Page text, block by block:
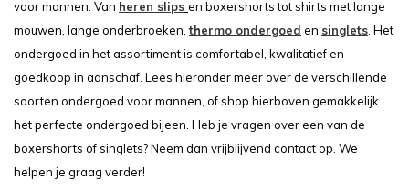
voor mannen. Van heren slips en boxershorts tot shirts met lange
mouwen, lange onderbroeken,thermo ondergoed en singlets . Het
ondergoed in het assortiment is comfortabel, kwalitatief en
goedkoop in aanschaf. Lees hieronder meer over de verschillende
soorten ondergoed voor mannen, of shop hierboven gemakkelijk
het perfecte ondergoed bijeen. Heb je vragen over een van de
boxershorts of singlets? Neem dan vrijblijvend contact op. We
helpen je graag verder!